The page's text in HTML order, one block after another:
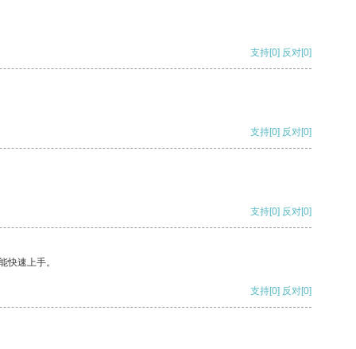
支持[0] 反对[0]
支持[0] 反对[0]
支持[0] 反对[0]
快速上手。
支持[0] 反对[0]